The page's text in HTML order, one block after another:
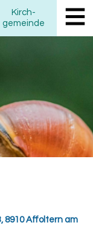
Kirch-
gemeinde
8910 Affoltern am